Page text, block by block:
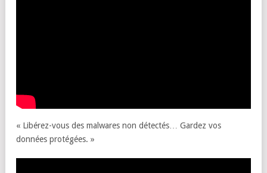
« Libérez-vous des malwares non détectés… Gardez vos
données protégées. »